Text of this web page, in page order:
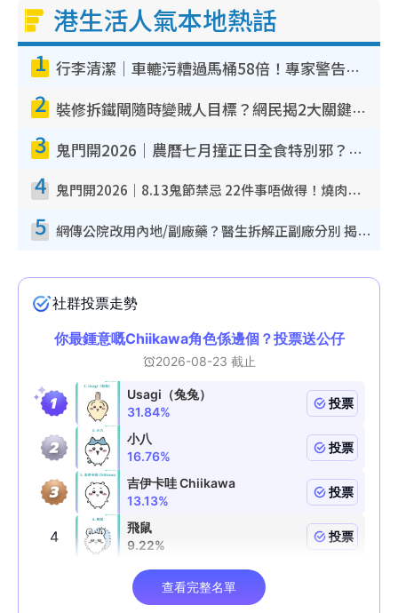
港生活人氣本地熱話
1 行李清潔｜車轆污糟過馬桶58倍！專家警告忌用酒精抹 教1招免污手除菌
2 裝修拆鐵閘隨時變賊人目標？網民揭2大關鍵用途：裝新式等於白裝？附新舊鐵閘分別
3 鬼門開2026｜農曆七月撞正日全食特別邪？專家警告切忌做一事！揭4大禁忌+2招保平安
4 鬼門開2026｜8.13鬼節禁忌 22件事唔做得！燒肉、刺身要少食？半夜勿吹口哨/打呢個電話
5 網傳公院改用內地/副廠藥？醫生拆解正副廠分別 揭4類人換藥隨時出事